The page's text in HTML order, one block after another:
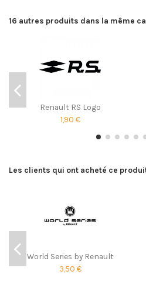
16 autres produits dans la même
Renault RS Logo
1,90 €
Les clients qui ont acheté ce
World Series by Renault
3,50 €